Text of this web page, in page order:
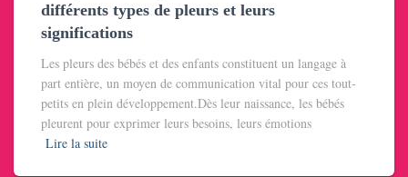
différents types de pleurs et leurs
significations
Les pleurs des bébés et des enfants constituent un langage à
part entière, un moyen de communication vital pour ces tout-
petits en plein développement.Dès leur naissance, les bébés
pleurent pour exprimer leurs besoins, leurs émotions
Lire la suite